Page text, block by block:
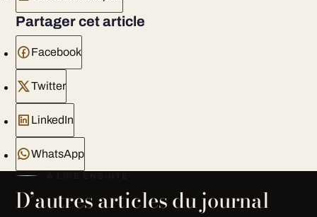
Partager cet article
Facebook
Twitter
LinkedIn
WhatsApp
D’autres articles du journal